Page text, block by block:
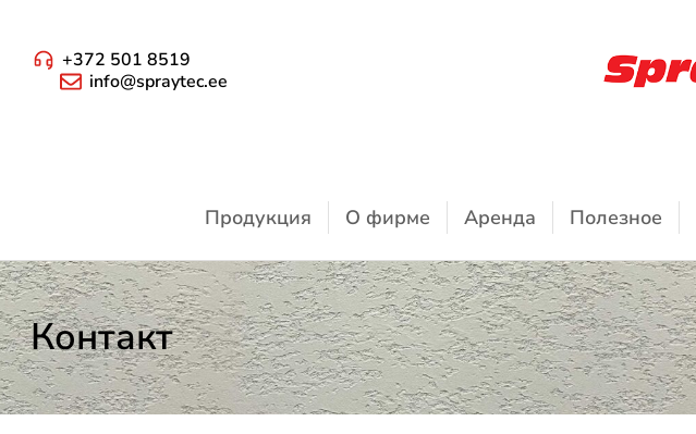
+372 501 8519
info@spraytec.ee
Продукция О фирме Аренда Полезное
Контакт